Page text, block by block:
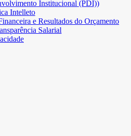
Institucional (PDI))
Intelleto
e Resultados do Orçamento
Salarial